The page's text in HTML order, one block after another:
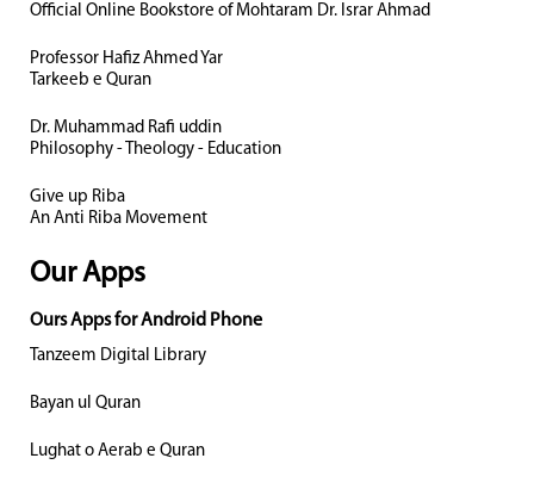
Official Online Bookstore of Mohtaram Dr. Israr Ahmad
Professor Hafiz Ahmed Yar
Tarkeeb e Quran
Dr. Muhammad Rafi uddin
Philosophy - Theology - Education
Give up Riba
An Anti Riba Movement
Our Apps
Ours Apps for Android Phone
Tanzeem Digital Library
Bayan ul Quran
Lughat o Aerab e Quran